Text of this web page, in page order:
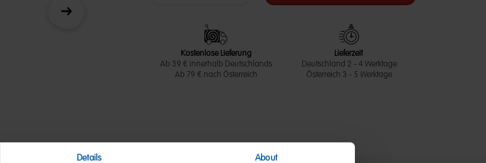
Details About
Kostenlose Lieferung
Ab 39 € innerhalb Deutschlands
Ab 79 € nach Österreich
Lieferzeit
Deutschland 2 - 4 Werktage
Österreich 3 - 5 Werktage